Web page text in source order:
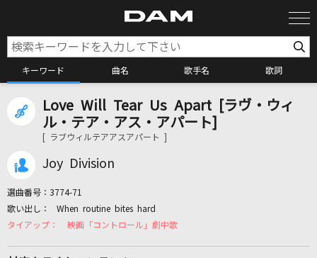
キーワード 曲名 歌手名 歌詞
カラオケ検索
カラオケリクエスト
Love Will Tear Us Apart [ラヴ・ウィ
ル・テア・アス・アパート]
[ ラブウィルテアアスアパート ]
Joy Division
選曲番号： 3774-71
When routine bites hard
映画「コントロール」劇中歌